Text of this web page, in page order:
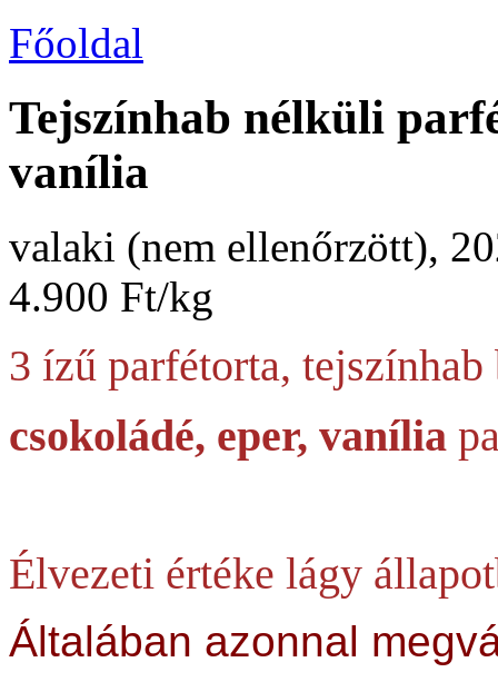
Főoldal
Tejszínhab nélküli
vanília
valaki (nem ellenőrzött),
4.900 Ft/kg
3 ízű parfétorta,
csokoládé, eper, vanília
Élvezeti értéke lágy
Általában azonnal